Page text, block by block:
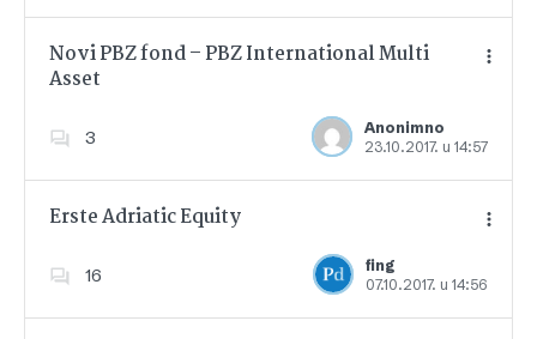
Novi PBZ fond – PBZ International Multi
Asset
3
Anonimno
23.10.2017. u 14:57
Dodajte u favorite
Erste Adriatic Equity
16
fing
07.10.2017. u 14:56
Dodajte u favorite